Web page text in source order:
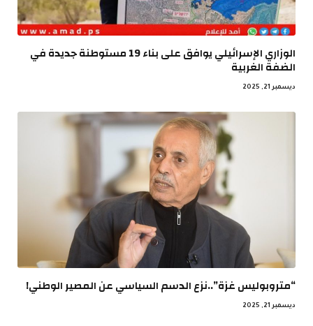
الوزاري الإسرائيلي يوافق على بناء 19 مستوطنة جديدة في
الضفة الغربية
ديسمبر 21, 2025
“متروبوليس غزة”..نزع الدسم السياسي عن المصير الوطني!
ديسمبر 21, 2025